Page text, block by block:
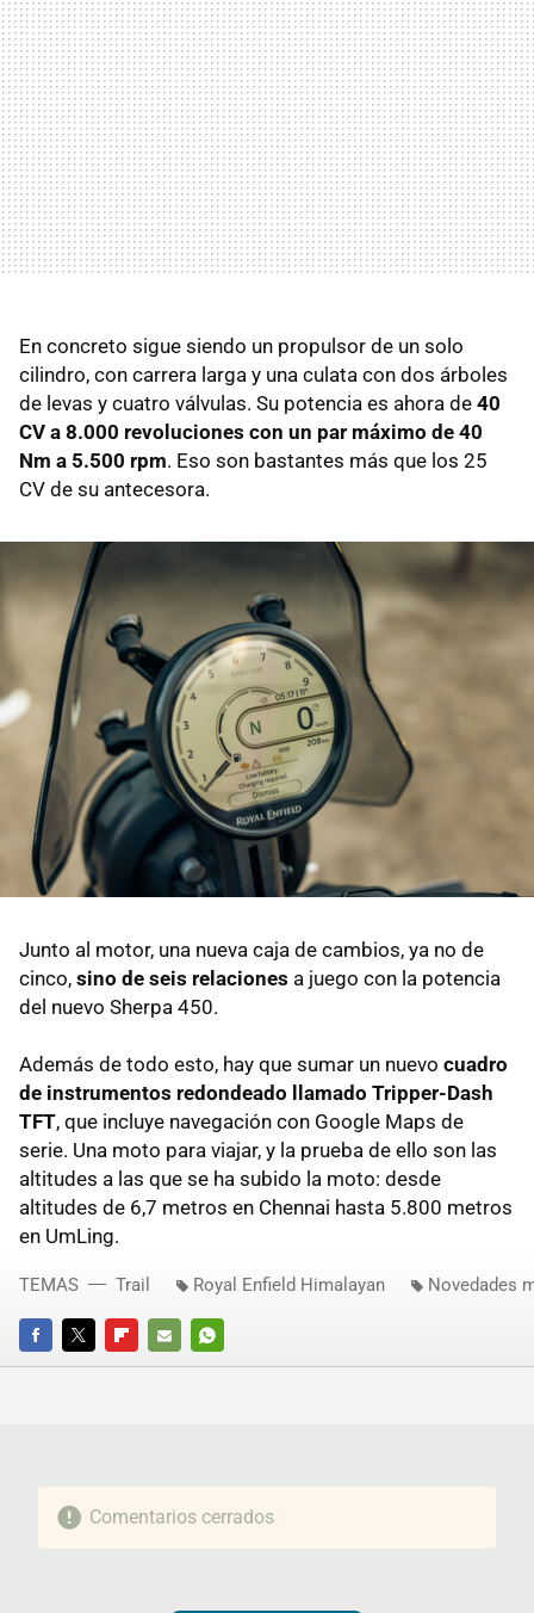
En concreto sigue siendo un propulsor de un solo
cilindro, con carrera larga y una culata con dos árboles
de levas y cuatro válvulas. Su potencia es ahora de 40
CV a 8.000 revoluciones con un par máximo de 40
Nm a 5.500 rpm. Eso son bastantes más que los 25
CV de su antecesora.
Junto al motor, una nueva caja de cambios, ya no de
cinco, sino de seis relaciones a juego con la potencia
del nuevo Sherpa 450.
Además de todo esto, hay que sumar un nuevo cuadro
de instrumentos redondeado llamado Tripper-Dash
TFT, que incluye navegación con Google Maps de
serie. Una moto para viajar, y la prueba de ello son las
altitudes a las que se ha subido la moto: desde
altitudes de 6,7 metros en Chennai hasta 5.800 metros
en UmLing.
FACEBOOKTWITTERFLIPBOARD
E-
WHATSAPP
TEMAS Trail Royal Enfield Himalayan Novedades
Comentarios cerrados